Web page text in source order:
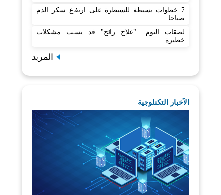
7 خطوات بسيطة للسيطرة على ارتفاع سكر الدم
صباحا
لصقات النوم.. "علاج رائج" قد يسبب مشكلات
خطيرة
المزيد
الآخبار التكنلوجية